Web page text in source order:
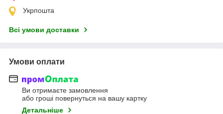
Укрпошта
Всі умови доставки
Умови оплати
Ви отримаєте замовлення
або гроші повернуться на вашу картку
Детальніше